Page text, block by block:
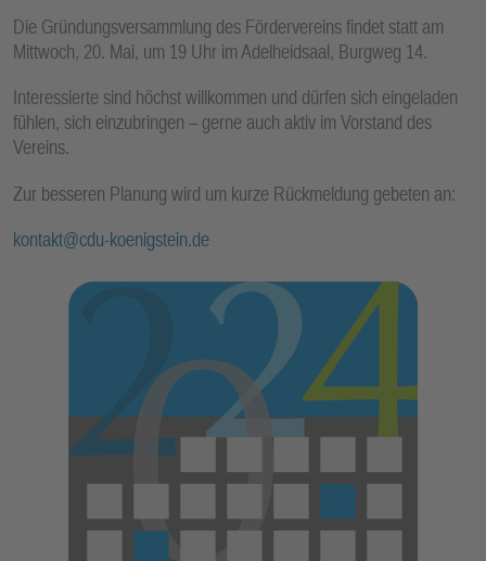
Die Gründungsversammlung des Fördervereins findet statt am
Mittwoch, 20. Mai, um 19 Uhr im Adelheidsaal, Burgweg 14.
Interessierte sind höchst willkommen und dürfen sich eingeladen
fühlen, sich einzubringen – gerne auch aktiv im Vorstand des
Vereins.
Zur besseren Planung wird um kurze Rückmeldung gebeten an:
kontakt@cdu-koenigstein.de